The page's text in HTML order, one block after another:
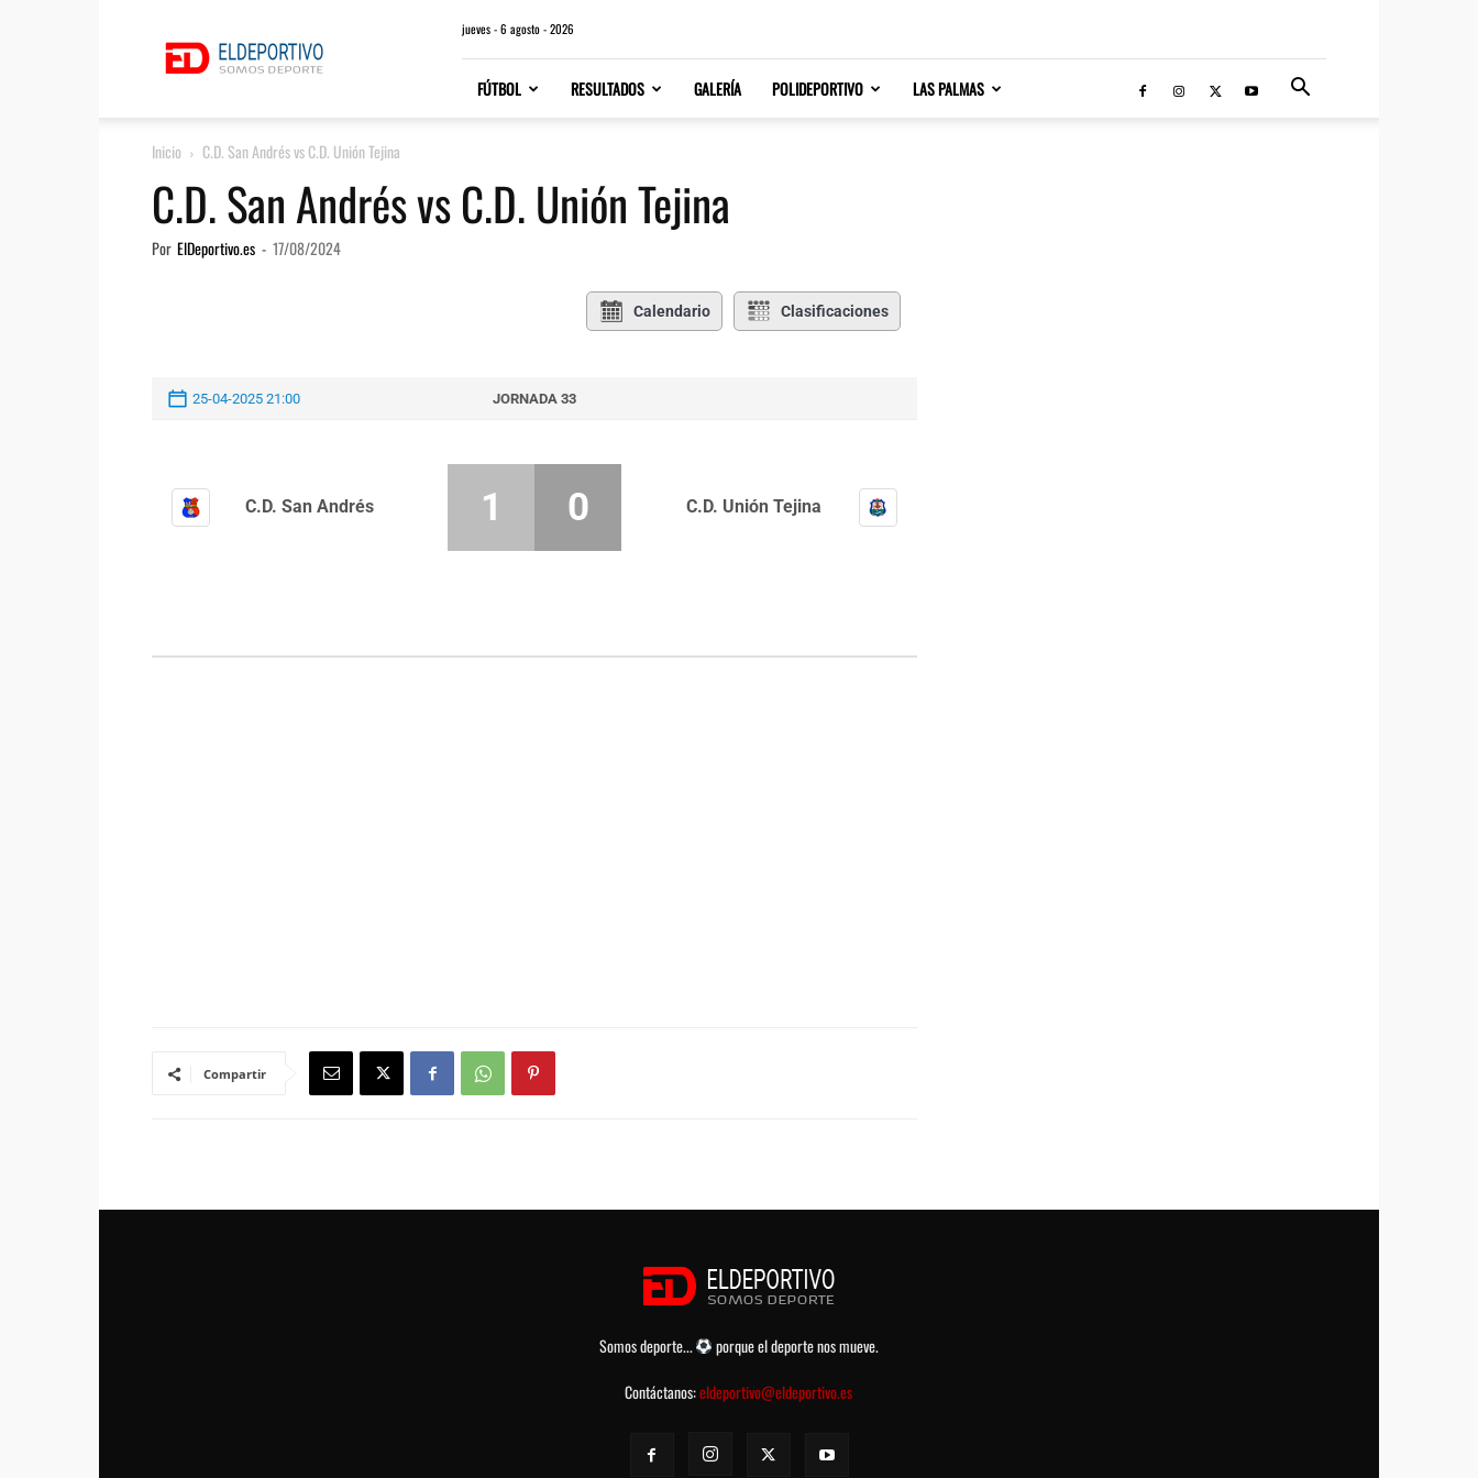
jueves - 6 agosto - 2026
FÚTBOL RESULTADOS GALERÍA POLIDEPORTIVO LAS PALMAS
Inicio C.D. San Andrés vs C.D. Unión Tejina
C.D. San Andrés vs C.D. Unión Tejina
Por ElDeportivo.es - 17/08/2024
Calendario Clasificaciones
25-04-2025 21:00 JORNADA 33
C.D. San Andrés C.D. Unión Tejina
1 0
Compartir
Somos deporte...
porque el deporte nos mueve.
Contáctanos:eldeportivo@eldeportivo.es